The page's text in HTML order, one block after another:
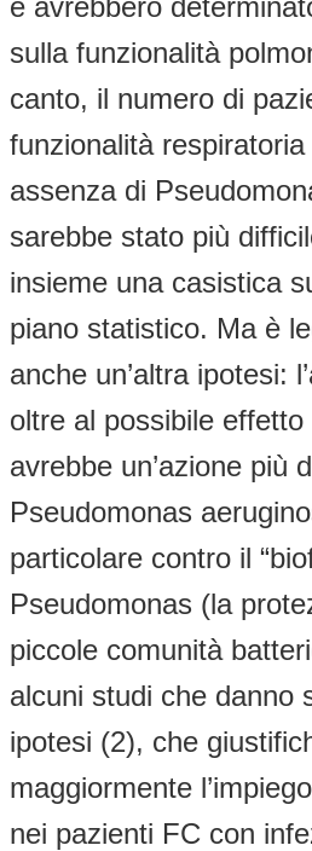
sulla funzionalità
canto, il numero di
funzionalità
assenza di
sarebbe stato più
insieme una casistica
piano statistico. Ma è
anche un’altra ipotesi:
oltre al possibile
avrebbe un’azione più
Pseudomonas
particolare contro il
Pseudomonas (la
piccole comunità
alcuni studi che danno
ipotesi (2), che
maggiormente
nei pazienti FC con